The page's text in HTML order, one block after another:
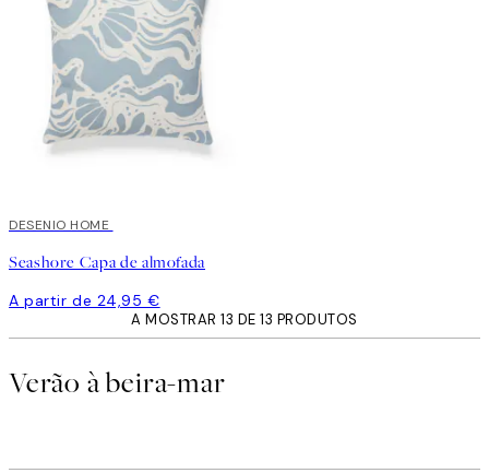
DESENIO HOME
Seashore Capa de almofada
A partir de 24,95 €
A MOSTRAR 13 DE 13 PRODUTOS
Verão à beira-mar